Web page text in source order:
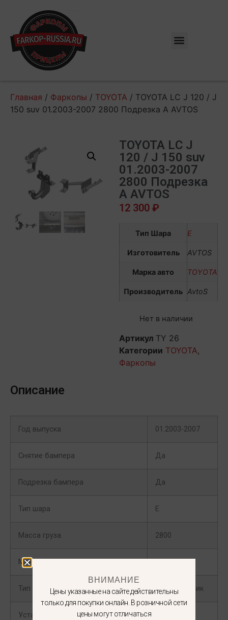
Главная / Фаркопы / TOYOTA / TOYOTA LС J 120 / J
150 suv 01.2003-2007 2800 Подрезка A AVTOS
TOYOTA LС J
120 / J 150 suv
01.2003-2007
2800 Подрезка
A AVTOS
12 300 ₽
Тип Шара E
Изготовитель AVTOS
Марка авто TOYOTA
Производитель AvtoS
Нет в наличии
Артикул TY 26
Категории TOYOTA,
Фаркопы
Описание
Год выпуска 01.2003-2007
Снятие бампера Да
Подрезка бампера Да
Тип шара E
Масса груза 2800
Максимальная нагрузка на шар
Тип кузова Внедорожник
Установка коннектора
ВНИМАНИЕ
Цены указанные на сайте действительны
только для покупки онлайн. В розничной сети
цены могут отличаться